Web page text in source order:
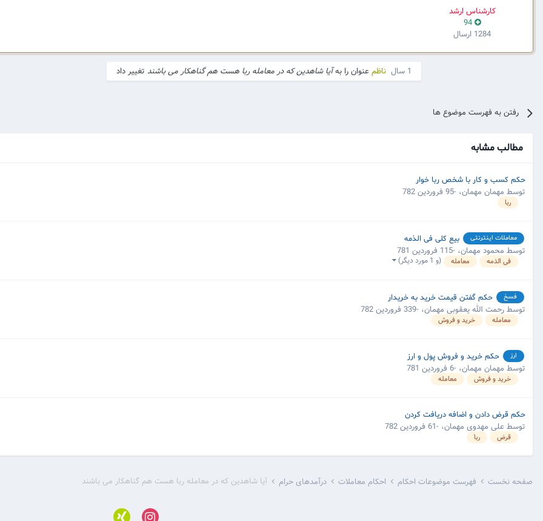
کارشناس ارشد
94
1284 ارسال
1 سال ناظم عنوان را بهآیا شاهدین که در معامله ربا هست هم گناهکار می باشند تغییر داد
رفتن به فهرست موضوع ها
مطالب مشابه
حکم کسب و کار با شخص ربا خوار
توسط مهمان مهمان، -95 فروردین 782
ربا
معاملات اینترنتی بیع کلی فی الذمه
توسط محمود مهمان، -115 فروردین 781
فی الذمه معامله (و 1 مورد دیگر)
فسخ حکم گفتن قیمت خرید به خریدار
توسط رحمت الله یعقوبی مهمان، -339 فروردین 782
معامله خرید و فروش
ارز حکم خرید و فروش پول و ارز
توسط مهمان مهمان، -6 فروردین 781
خرید و فروش معامله
حکم قرض دادن و اضافه دریافت کردن
توسط علی مهدوی مهمان، -61 فروردین 782
قرض ربا
صفحه نخست فهرست موضوعات احکام احکام معاملات درآمدهای حرام آیا شاهدین که در معامله ربا هست هم گناهکار می باشند